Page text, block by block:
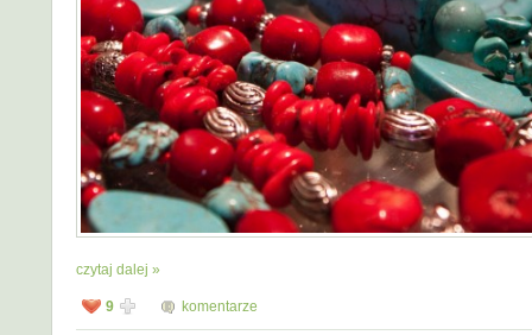
czytaj dalej »
9 komentarze